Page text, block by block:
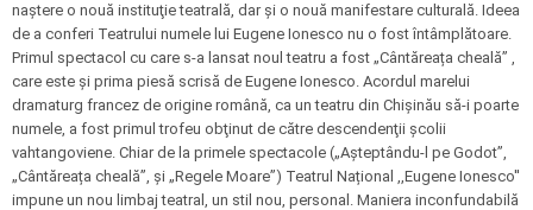
naştere o nouă instituţie teatrală, dar şi o nouă manifestare culturală. Ideea
de a conferi Teatrului numele lui Eugene Ionesco nu o fost întâmplătoare.
Primul spectacol cu care s-a lansat noul teatru a fost „Cântăreața cheală” ,
care este și prima piesă scrisă de Eugene Ionesco. Acordul marelui
dramaturg francez de origine română, ca un teatru din Chișinău să-i poarte
numele, a fost primul trofeu obţinut de către descendenţii şcolii
vahtangoviene. Chiar de la primele spectacole („Așteptându-l pe Godot”,
„Cântăreața cheală”, și „Regele Moare”) Teatrul Național ,,Eugene Ionesco''
impune un nou limbaj teatral, un stil nou, personal. Maniera inconfundabilă